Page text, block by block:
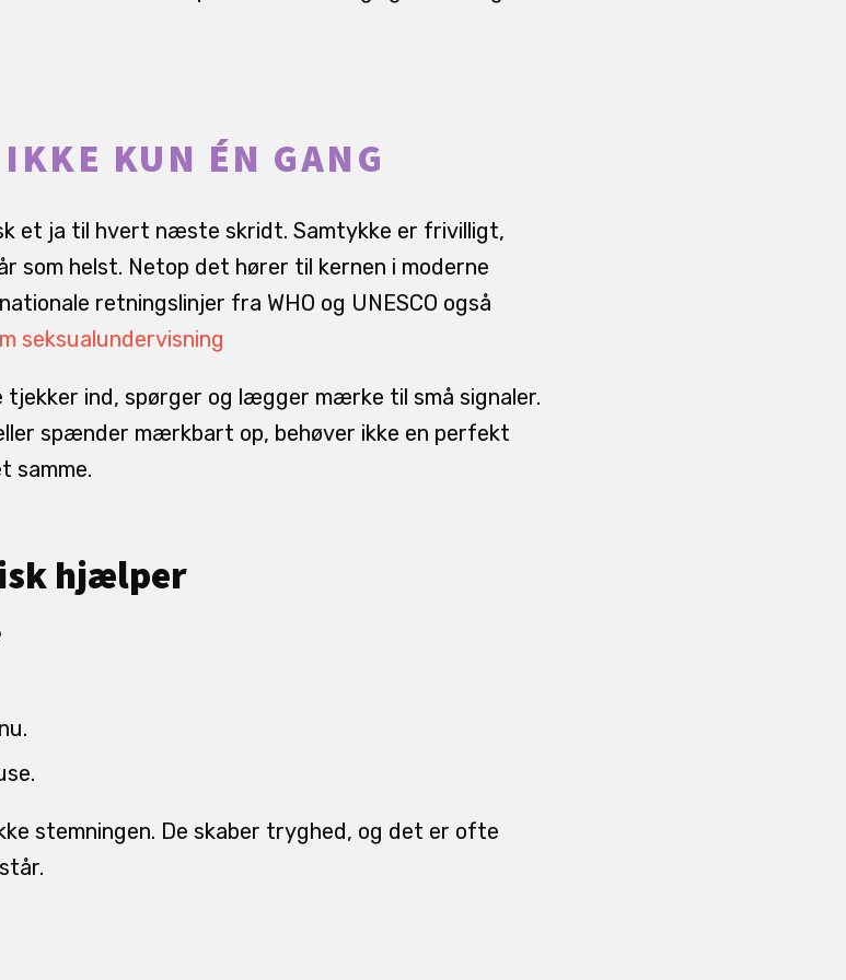
KUN ÉN GANG
et ja til hvert næste skridt. Samtykke er frivilligt,
som helst. Netop det hører til kernen i moderne
retningslinjer fra WHO og UNESCO også
seksualundervisning
ind, spørger og lægger mærke til små signaler.
spænder mærkbart op, behøver ikke en perfekt
samme.
hjælper
stemningen. De skaber tryghed, og det er ofte